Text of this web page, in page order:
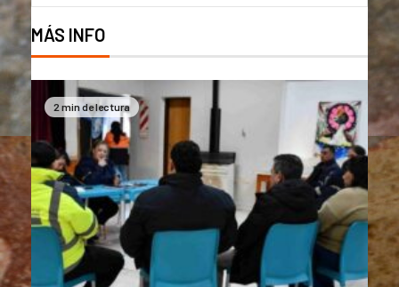
MÁS INFO
2 min de lectura